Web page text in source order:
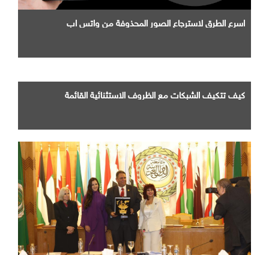
اسرع الطرق لاسترجاع الصور المحذوفة من واتس اب
كيف تتكيف الشبكات مع الظروف الاستثنائية القائمة